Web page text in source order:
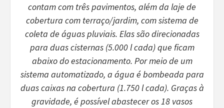
contam com três pavimentos, além da laje de
cobertura com terraço/jardim, com sistema de
coleta de águas pluviais. Elas são direcionadas
para duas cisternas (5.000 l cada) que ficam
abaixo do estacionamento. Por meio de um
sistema automatizado, a água é bombeada para
duas caixas na cobertura (1.750 l cada). Graças à
gravidade, é possível abastecer os 18 vasos